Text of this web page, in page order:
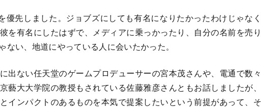
優先しました。ジョブズにしても有名になりたかったわけじゃなく
を有名にしたはずで、メディアに乗っかったり、自分の名前を売り
い、地道にやっている人に会いたかった。
出ない任天堂のゲームプロデューサーの宮本茂さんや、電通で数々
藝大大学院の教授もされている佐藤雅彦さんともお話しましたが、
インパクトのあるものを本気で提案したいという前提があって、そ